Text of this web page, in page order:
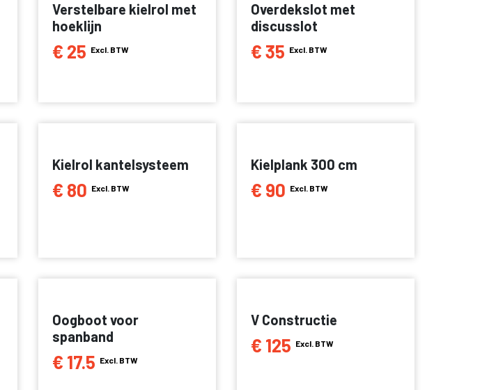
Verstelbare kielrol met
hoeklijn
€ 25 Excl. BTW
Overdekslot met
discusslot
€ 35 Excl. BTW
Kielrol kantelsysteem
€ 80 Excl. BTW
Kielplank 300 cm
€ 90 Excl. BTW
Oogboot voor
spanband
€ 17.5 Excl. BTW
V Constructie
€ 125 Excl. BTW